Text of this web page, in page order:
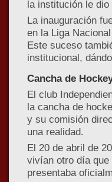
la institución le
La inauguración
en la Liga
Este suceso
institucional,
Cancha de
El club
la cancha de
y su comisión
una realidad.
El 20 de abril de
vivían otro día que
presentaba